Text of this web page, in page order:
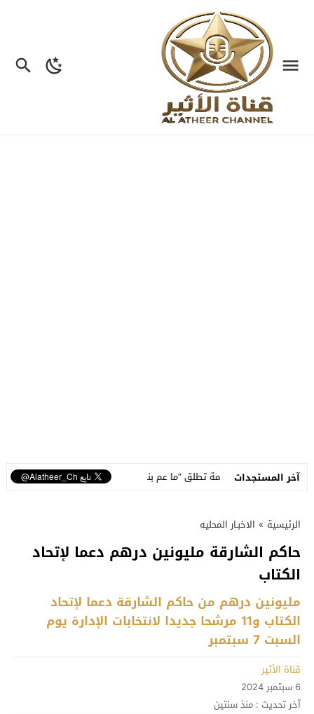
آخر المستجدات
نسمة تطلق “ما عم بنساك”.. أغنية مصوّرة تحوّل وجع الفراق إلى رسالة أمل
الرئيسية » الاخبـار المحليه
حاكم الشارقة مليونين درهم دعما لإتحاد
الكتاب
مليونين درهم من حاكم الشارقة دعما لإتحاد
الكتاب و11 مرشحا جديدا لانتخابات الإدارة يوم
السبت 7 سبتمبر
قناة الأثير
6 سبتمبر 2024
آخر تحديث : منذ سنتين